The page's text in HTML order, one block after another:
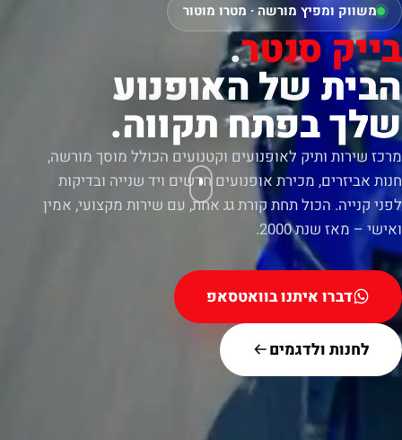
משווק ומפיץ מורשה · מטרו מוטור
בייק סנטר.
הבית של האופנוע
שלך בפתח תקווה.
מרכז שירות ותיק לאופנועים וקטנועים הכולל מוסך מורשה,
חנות אביזרים, מכירת אופנועים חדשים ויד שנייה ובדיקות
לפני קנייה. הכול תחת קורת גג אחת, עם שירות מקצועי, אמין
ואישי – מאז שנת 2000.
דברו איתנו בוואטסאפ
לחנות ולדגמים